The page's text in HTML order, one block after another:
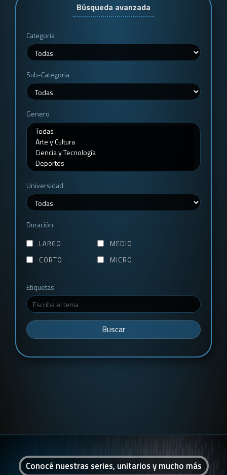
Búsqueda avanzada
Categoria
Sub-Categoria
Genero
Universidad
Duración
LARGO
MEDIO
CORTO
MICRO
Etiquetas
Buscar
Conocé nuestras series, unitarios y mucho más